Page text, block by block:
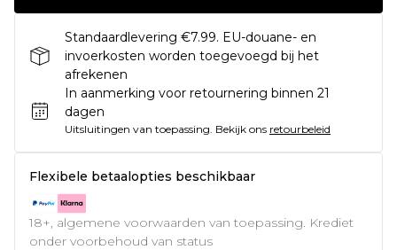
Standaardlevering €7.99. EU-douane- en
invoerkosten worden toegevoegd bij het
afrekenen
In aanmerking voor retournering binnen 21
dagen
Uitsluitingen van toepassing. Bekijk ons retourbeleid
Flexibele betaalopties beschikbaar
18+, algemene voorwaarden van toepassing. Krediet
onder voorbehoud van status